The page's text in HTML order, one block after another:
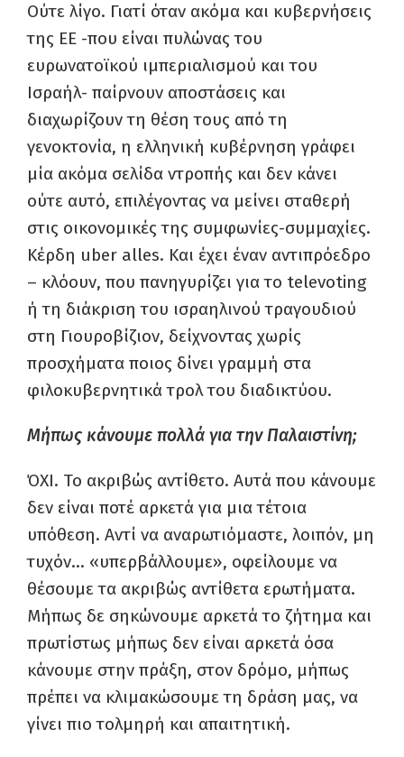
Ούτε λίγο. Γιατί όταν ακόμα και κυβερνήσεις
της ΕΕ -που είναι πυλώνας του
ευρωνατοϊκού ιμπεριαλισμού και του
Ισραήλ- παίρνουν αποστάσεις και
διαχωρίζουν τη θέση τους από τη
γενοκτονία, η ελληνική κυβέρνηση γράφει
μία ακόμα σελίδα ντροπής και δεν κάνει
ούτε αυτό, επιλέγοντας να μείνει σταθερή
στις οικονομικές της συμφωνίες-συμμαχίες.
Κέρδη uber alles. Και έχει έναν αντιπρόεδρο
– κλόουν, που πανηγυρίζει για το televoting
ή τη διάκριση του ισραηλινού τραγουδιού
στη Γιουροβίζιον, δείχνοντας χωρίς
προσχήματα ποιος δίνει γραμμή στα
φιλοκυβερνητικά τρολ του διαδικτύου.
Μήπως κάνουμε πολλά για την Παλαιστίνη;
ΌΧΙ. Το ακριβώς αντίθετο. Αυτά που κάνουμε
δεν είναι ποτέ αρκετά για μια τέτοια
υπόθεση. Αντί να αναρωτιόμαστε, λοιπόν, μη
τυχόν… «υπερβάλλουμε», οφείλουμε να
θέσουμε τα ακριβώς αντίθετα ερωτήματα.
Μήπως δε σηκώνουμε αρκετά το ζήτημα και
πρωτίστως μήπως δεν είναι αρκετά όσα
κάνουμε στην πράξη, στον δρόμο, μήπως
πρέπει να κλιμακώσουμε τη δράση μας, να
γίνει πιο τολμηρή και απαιτητική.